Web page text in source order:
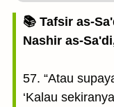
📚 Tafsir as-
Nashir as-
57. “Atau
‘Kalau